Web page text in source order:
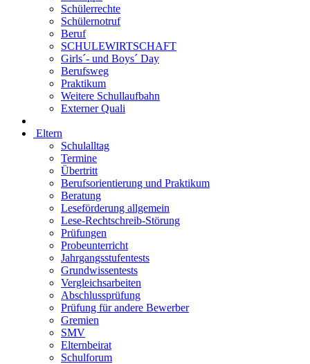
Schülerrechte
Schülernotruf
Beruf
SCHULEWIRTSCHAFT
Girls´- und Boys´ Day
Berufsweg
Praktikum
Weitere Schullaufbahn
Externer Quali
Eltern
Schulalltag
Termine
Übertritt
Berufsorientierung und Praktikum
Beratung
Leseförderung allgemein
Lese-Rechtschreib-Störung
Prüfungen
Probeunterricht
Jahrgangsstufentests
Grundwissentests
Vergleichsarbeiten
Abschlussprüfung
Prüfung für andere Bewerber
Gremien
SMV
Elternbeirat
Schulforum